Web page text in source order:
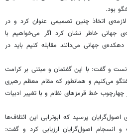
بود.
اتخاذ چنین تصمیمی عنوان کرد و در
جهانی خاطر نشان کرد اگر می‌خواهیم با
جهانی می‌دانند مقابله کنیم باید در
و گفت: با این گفتمان و مبتنی بر کرامت
می‌کنیم و همانطور که مقام معظم رهبری
چهارچوب خط قرمز‌های نظام و با تغییر ادبیات
پرسید که ابوترابی این ائتلاف‌ها
انسجام اصول‌گرایان ارزیابی کرد و گفت: